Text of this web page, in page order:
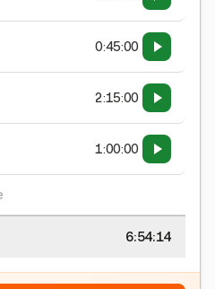
0:45:00
2:15:00
1:00:00
6:54:15